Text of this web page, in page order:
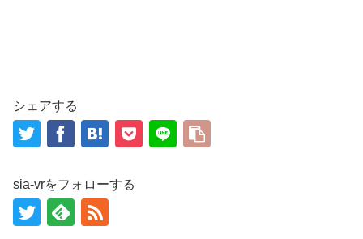
シェアする
sia-vrをフォローする